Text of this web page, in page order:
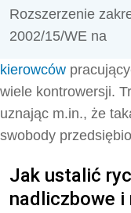
Rozszerzenie
2002/15/WE na
kierowców
wiele kontrowersji.
uznając m.in., że
swobody
Jak ustalić
nadliczbowe i